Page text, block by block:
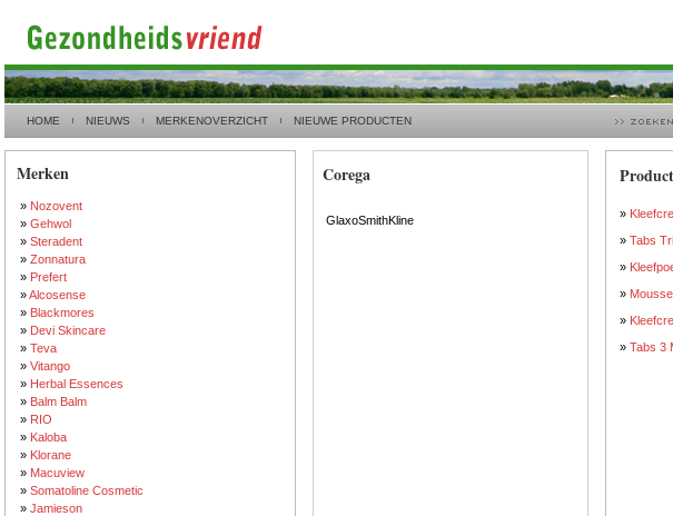
HOME NIEUWS MERKENOVERZICHT NIEUWE PRODUCTEN
Merken
» Nozovent
» Gehwol
» Steradent
» Zonnatura
» Prefert
»Alcosense
» Blackmores
» Devi Skincare
» Teva
» Vitango
» Herbal Essences
» Balm Balm
» RIO
» Kaloba
» Klorane
» Macuview
» Somatoline Cosmetic
» Jamieson
Corega
GlaxoSmithKline »
» Tabs
»
»
»
» Tabs 3